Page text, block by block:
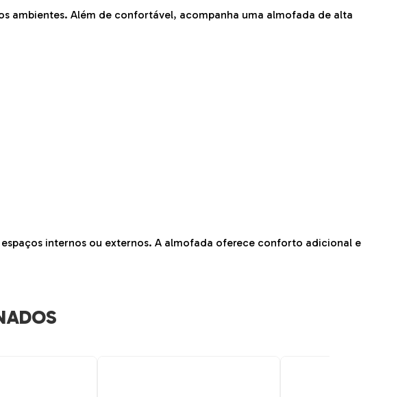
ambientes. Além de confortável, acompanha uma almofada de alta
internos ou externos. A almofada oferece conforto adicional e